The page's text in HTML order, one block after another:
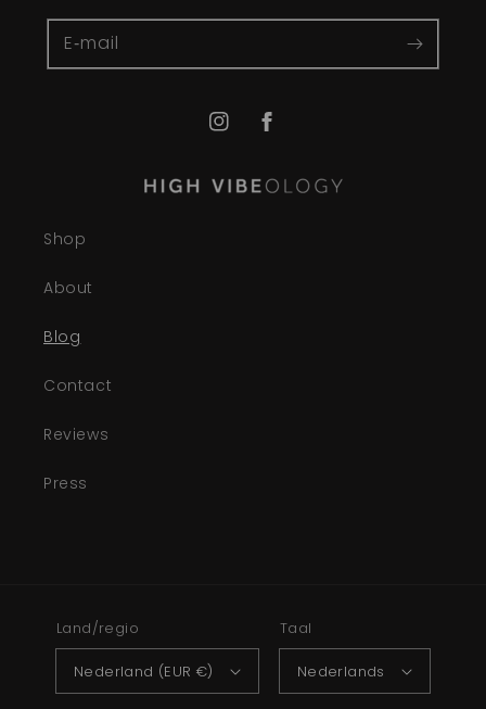
E‑mail
InstagramFacebook
Shop
About
Blog
Contact
Reviews
Press
Land/regio
Nederland (EUR €)
Taal
Nederlands